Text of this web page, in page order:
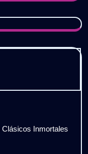
Inmortales